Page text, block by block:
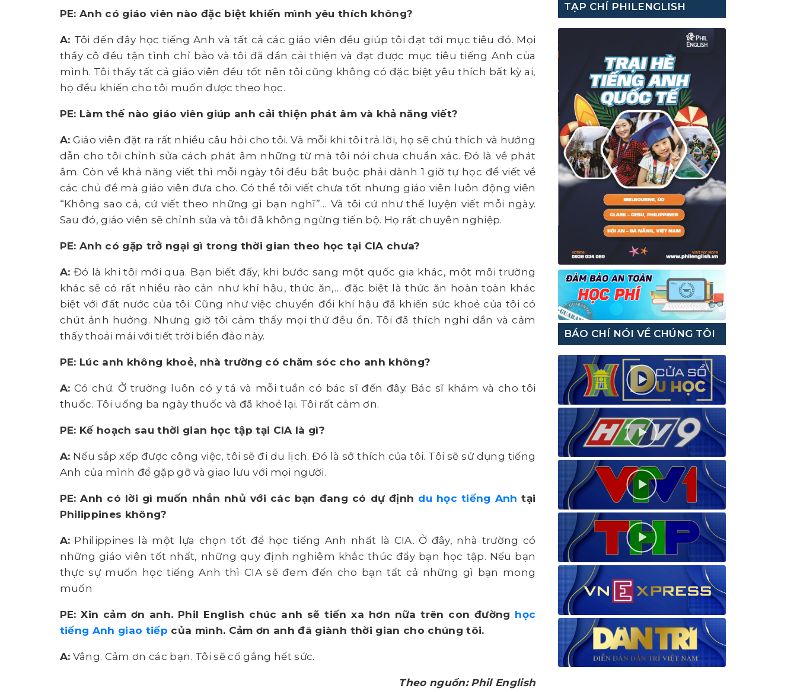
PE: Anh có giáo viên nào đặc biệt khiến mình yêu thích không?
A: Tôi đến đây học tiếng Anh và tất cả các giáo viên đều giúp tôi đạt tới mục tiêu đó. Mọi
thầy cô đều tận tình chỉ bảo và tôi đã dần cải thiện và đạt được mục tiêu tiếng Anh của
mình. Tôi thấy tất cả giáo viên đều tốt nên tôi cũng không có đặc biệt yêu thích bất kỳ ai,
họ đều khiến cho tôi muốn được theo học.
PE: Làm thế nào giáo viên giúp anh cải thiện phát âm và khả năng viết?
A: Giáo viên đặt ra rất nhiều câu hỏi cho tôi. Và mỗi khi tôi trả lời, họ sẽ chú thích và hướng
dẫn cho tôi chỉnh sửa cách phát âm những từ mà tôi nói chưa chuẩn xác. Đó là về phát
âm. Còn về khả năng viết thì mỗi ngày tôi đều bắt buộc phải dành 1 giờ tự học để viết về
các chủ đề mà giáo viên đưa cho. Có thể tôi viết chưa tốt nhưng giáo viên luôn động viên
“Không sao cả, cứ viết theo những gì bạn nghĩ”… Và tôi cứ như thế luyện viết mỗi ngày.
Sau đó, giáo viên sẽ chỉnh sửa và tôi đã không ngừng tiến bộ. Họ rất chuyên nghiệp.
PE: Anh có gặp trở ngại gì trong thời gian theo học tại CIA chưa?
A: Đó là khi tôi mới qua. Bạn biết đấy, khi bước sang một quốc gia khác, một môi trường
khác sẽ có rất nhiều rào cản như khí hậu, thức ăn,… đặc biệt là thức ăn hoàn toàn khác
biệt với đất nước của tôi. Cũng như việc chuyển đổi khí hậu đã khiến sức khoẻ của tôi có
chút ảnh hưởng. Nhưng giờ tôi cảm thấy mọi thứ đều ổn. Tôi đã thích nghi dần và cảm
thấy thoải mái với tiết trời biển đảo này.
PE: Lúc anh không khoẻ, nhà trường có chăm sóc cho anh không?
A: Có chứ. Ở trường luôn có y tá và mỗi tuần có bác sĩ đến đây. Bác sĩ khám và cho tôi
thuốc. Tôi uống ba ngày thuốc và đã khoẻ lại. Tôi rất cảm ơn.
PE: Kế hoạch sau thời gian học tập tại CIA là gì?
A: Nếu sắp xếp được công việc, tôi sẽ đi du lịch. Đó là sở thích của tôi. Tôi sẽ sử dụng tiếng
Anh của mình để gặp gỡ và giao lưu với mọi người.
PE: Anh có lời gì muốn nhắn nhủ với các bạn đang có dự định du học tiếng Anh tại
Philippines không?
A: Philippines là một lựa chọn tốt để học tiếng Anh nhất là CIA. Ở đây, nhà trường có
những giáo viên tốt nhất, những quy định nghiêm khắc thúc đẩy bạn học tập. Nếu bạn
thực sự muốn học tiếng Anh thì CIA sẽ đem đến cho bạn tất cả những gì bạn mong
muốn
PE: Xin cảm ơn anh. Phil English chúc anh sẽ tiến xa hơn nữa trên con đường học
tiếng Anh giao tiếp của mình. Cảm ơn anh đã giành thời gian cho chúng tôi.
A: Vâng. Cảm ơn các bạn. Tôi sẽ cố gắng hết sức.
Theo nguồn: Phil English
TẠP CHÍ PHILENGLISH
BÁO CHÍ NÓI VỀ CHÚNG TÔI